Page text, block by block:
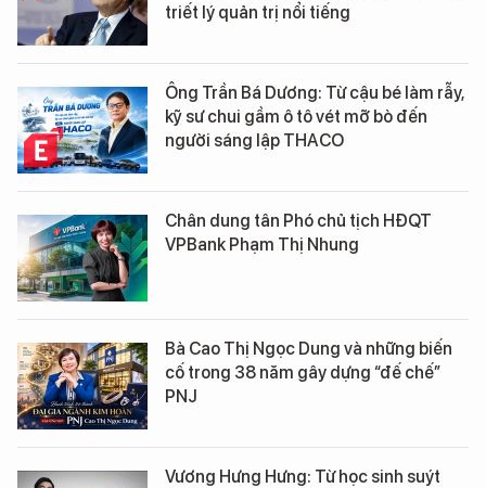
triết lý quản trị nổi tiếng
Ông Trần Bá Dương: Từ cậu bé làm rẫy,
kỹ sư chui gầm ô tô vét mỡ bò đến
người sáng lập THACO
Chân dung tân Phó chủ tịch HĐQT
VPBank Phạm Thị Nhung
Bà Cao Thị Ngọc Dung và những biến
cố trong 38 năm gây dựng “đế chế”
PNJ
Vương Hưng Hưng: Từ học sinh suýt